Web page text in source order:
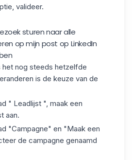
valideer.
sturen naar alle
op mijn post op LinkedIn
het nog steeds hetzelfde
is de keuze van de
" Leadlijst ", maak een
aan.
"Campagne" en "Maak een
de campagne genaamd